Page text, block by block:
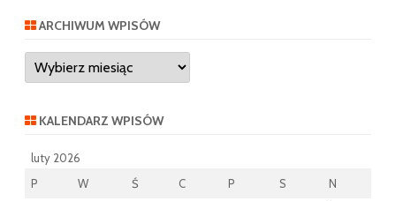
ARCHIWUM WPISÓW
Archiwum
wpisów
KALENDARZ WPISÓW
luty 2026
P
W Ś C P S
N